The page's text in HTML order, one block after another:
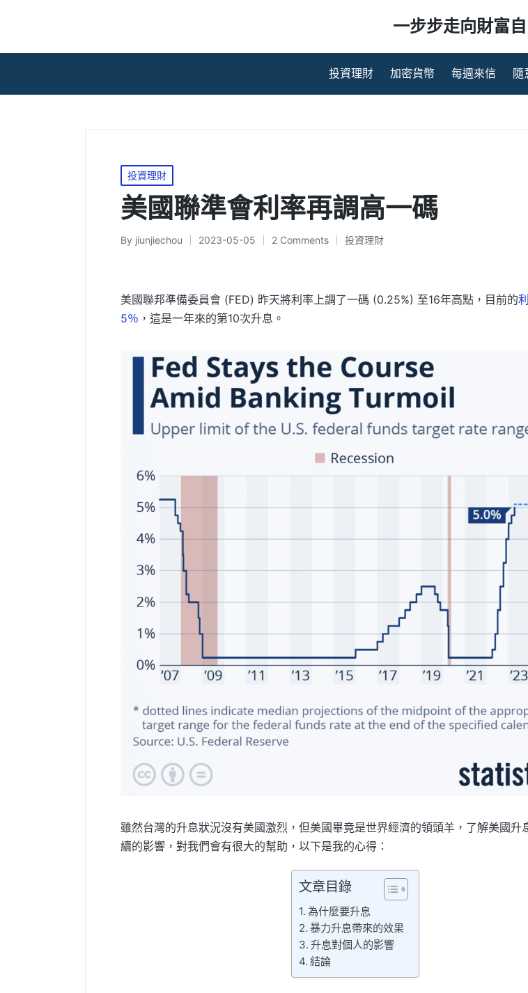
一步步走向財富
投資理財 加密貨幣 每週來信 隨
Posted
in
投資理財
美國聯準會利率再調高一碼
Posted
By jiunjiechou 2023-05-05 2 Comments
Posted
投資理財
美國聯邦準備委員會 (FED) 昨天將利率上調了一碼 (0.25%) 至16年高點，目前的
5％ ，這是一年來的第10次升息。
雖然台灣的升息狀況沒有美國激烈，但美國畢竟是世界經濟的領頭羊，了解美國升
續的影響，對我們會有很大的幫助，以下是我的心得：
文章目錄
為什麼要升息
暴力升息帶來的效果
升息對個人的影響
結論